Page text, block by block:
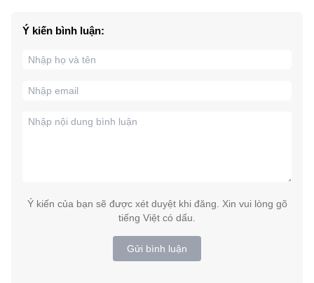
Ý kiến bình luận:
Ý kiến của bạn sẽ được xét duyệt khi đăng. Xin vui lòng gõ
tiếng Việt có dấu.
Gửi bình luận